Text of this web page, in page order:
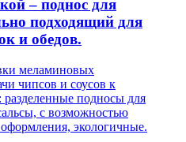
– поднос для
подходящий для
и обедов.